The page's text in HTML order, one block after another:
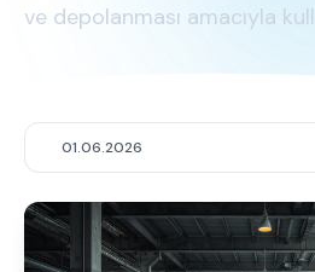
ve depolanması amacıyla
01.06.2026